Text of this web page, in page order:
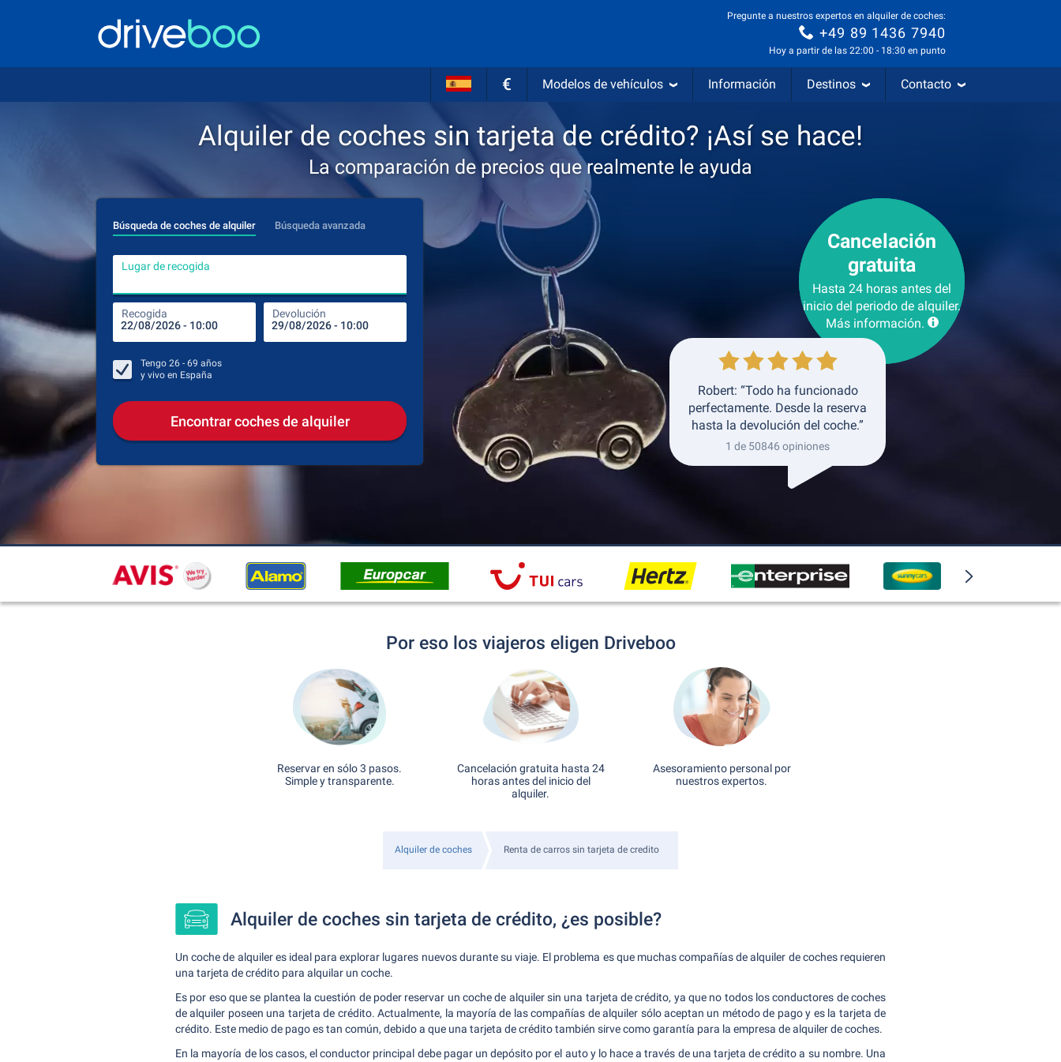
Pregunte a nuestros expertos en alquiler de coches:
+49 89 1436 7940
Hoy a partir de las 22:00 - 18:30 en punto
€ Modelos de vehículos Información Destinos Contacto
Alquiler de coches sin tarjeta de crédito? ¡Así se hace!
La comparación de precios que realmente le ayuda
Búsqueda de coches de alquiler Búsqueda avanzada
Lugar de recogida
Recogida Devolución
Devolución
Tengo 26 - 69 años
y vivo en España
Encontrar coches de alquiler
Cancelación
gratuita
Hasta 24 horas antes del
inicio del periodo de alquiler.
Más información.
Robert: “Todo ha funcionado
perfectamente. Desde la reserva
hasta la devolución del coche.”
1 de 50846 opiniones
Por eso los viajeros eligen Driveboo
Reservar en sólo 3 pasos.
Simple y transparente.
Cancelación gratuita hasta 24
horas antes del inicio del
alquiler.
Asesoramiento personal por
nuestros expertos.
Alquiler de coches Renta de carros sin tarjeta de credito
Alquiler de coches sin tarjeta de crédito, ¿es posible?
Un coche de alquiler es ideal para explorar lugares nuevos durante su viaje. El problema es que muchas compañías de alquiler de coches requieren
una tarjeta de crédito para alquilar un coche.
Es por eso que se plantea la cuestión de poder reservar un coche de alquiler sin una tarjeta de crédito, ya que no todos los conductores de coches
de alquiler poseen una tarjeta de crédito. Actualmente, la mayoría de las compañías de alquiler sólo aceptan un método de pago y es la tarjeta de
crédito. Este medio de pago es tan común, debido a que una tarjeta de crédito también sirve como garantía para la empresa de alquiler de coches.
En la mayoría de los casos, el conductor principal debe pagar un depósito por el auto y lo hace a través de una tarjeta de crédito a su nombre. Una